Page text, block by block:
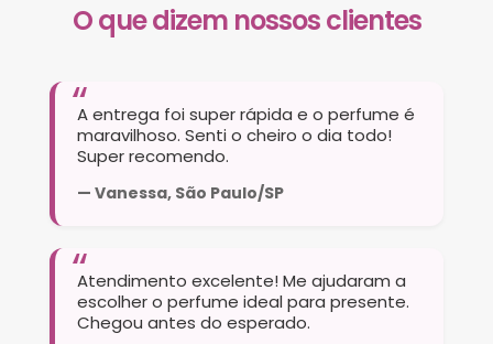
O que dizem nossos clientes
A entrega foi super rápida e o perfume é
maravilhoso. Senti o cheiro o dia todo!
Super recomendo.
— Vanessa, São Paulo/SP
Atendimento excelente! Me ajudaram a
escolher o perfume ideal para presente.
Chegou antes do esperado.